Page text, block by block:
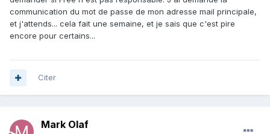
communication du mot de passe de mon adresse mail principale,
et j'attends... cela fait une semaine, et je sais que c'est pire
encore pour certains...
Citer
Mark Olaf